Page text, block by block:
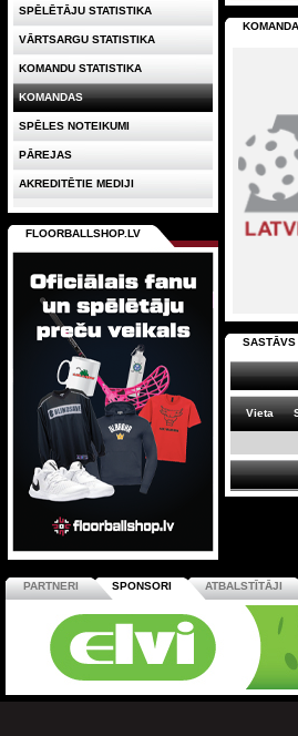
KOMANDA
SASTĀVS
Vieta
SPĒLĒTĀJU STATISTIKA
VĀRTSARGU STATISTIKA
KOMANDU STATISTIKA
KOMANDAS
SPĒLES NOTEIKUMI
PĀREJAS
AKREDITĒTIE MEDIJI
FLOORBALLSHOP.LV
PARTNERI SPONSORI ATBALSTĪTĀJI